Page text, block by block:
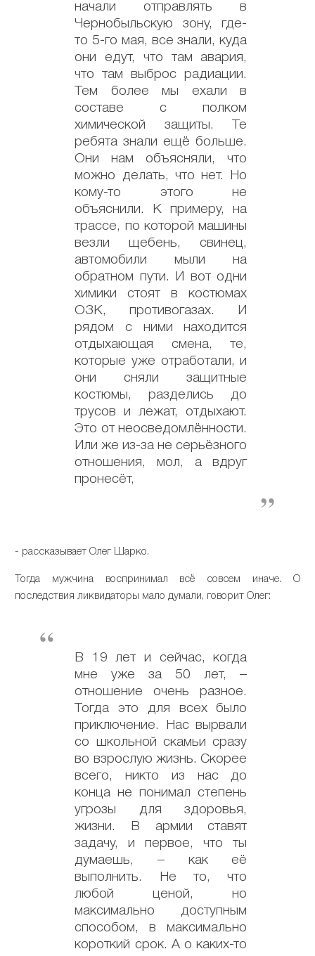
начали отправлять в
Чернобыльскую зону, где-
то 5-го мая, все знали, куда
они едут, что там авария,
что там выброс радиации.
Тем более мы ехали в
составе с полком
химической защиты. Те
ребята знали ещё больше.
Они нам объясняли, что
можно делать, что нет. Но
кому-то этого не
объяснили. К примеру, на
трассе, по которой машины
везли щебень, свинец,
автомобили мыли на
обратном пути. И вот одни
химики стоят в костюмах
ОЗК, противогазах. И
рядом с ними находится
отдыхающая смена, те,
которые уже отработали, и
они сняли защитные
костюмы, разделись до
трусов и лежат, отдыхают.
Это от неосведомлённости.
Или же из-за не серьёзного
отношения, мол, а вдруг
пронесёт,
- рассказывает Олег Шарко.
Тогда мужчина воспринимал всё совсем иначе. О
последствия ликвидаторы мало думали, говорит Олег:
В 19 лет и сейчас, когда
мне уже за 50 лет, –
отношение очень разное.
Тогда это для всех было
приключение. Нас вырвали
со школьной скамьи сразу
во взрослую жизнь. Скорее
всего, никто из нас до
конца не понимал степень
угрозы для здоровья,
жизни. В армии ставят
задачу, и первое, что ты
думаешь, – как её
выполнить. Не то, что
любой ценой, но
максимально доступным
способом, в максимально
короткий срок. А о каких-то